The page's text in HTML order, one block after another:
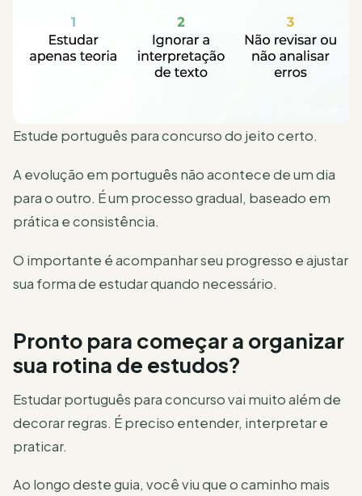
Estude português para concurso do jeito certo.
A evolução em português não acontece de um dia
para o outro. É um processo gradual, baseado em
prática e consistência.
O importante é acompanhar seu progresso e ajustar
sua forma de estudar quando necessário.
Pronto para começar a organizar
sua rotina de estudos?
Estudar português para concurso vai muito além de
decorar regras. É preciso entender, interpretar e
praticar.
Ao longo deste guia, você viu que o caminho mais